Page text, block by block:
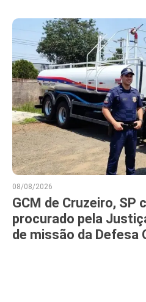
08/08/2026
GCM de Cruzeiro, SP
procurado pela
de missão da Defesa